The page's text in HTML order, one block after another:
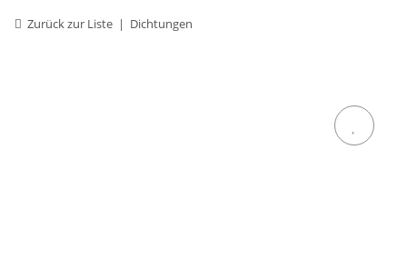
Zurück zur Liste Dichtungen